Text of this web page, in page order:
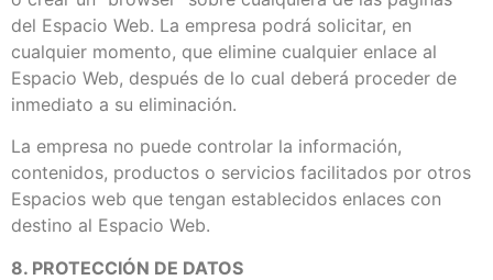
del Espacio Web. La empresa podrá solicitar, en
cualquier momento, que elimine cualquier enlace al
Espacio Web, después de lo cual deberá proceder de
inmediato a su eliminación.
La empresa no puede controlar la información,
contenidos, productos o servicios facilitados por otros
Espacios web que tengan establecidos enlaces con
destino al Espacio Web.
8. PROTECCIÓN DE DATOS